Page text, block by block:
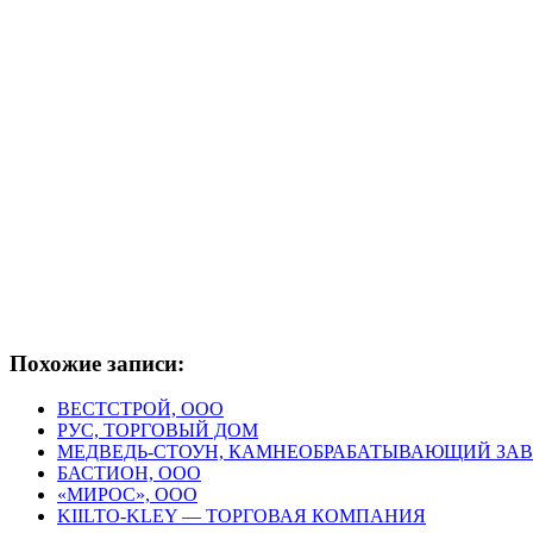
Похожие записи:
ВЕСТСТРОЙ, ООО
РУС, ТОРГОВЫЙ ДОМ
МЕДВЕДЬ-СТОУН, КАМНЕОБРАБАТЫВАЮЩИЙ
БАСТИОН, ООО
«МИРОС», ООО
KIILTO-KLEY — ТОРГОВАЯ КОМПАНИЯ